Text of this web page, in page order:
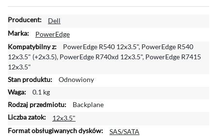
W
i
c
e
j
i
n
f
r
m
Dell
PowerEdge
PowerEdge R540 12x3.5", PowerEdge R540
12x3.5" (+2x3.5), PowerEdge R740xd 12x3.5", PowerEdge R7415
12x3.5"
Odnowiony
0.1 kg
Backplane
12x3.5"
SAS/SATA